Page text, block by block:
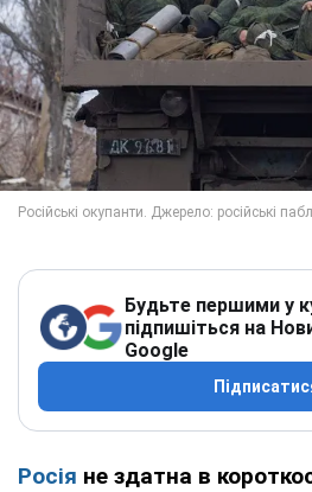
Будьте першими у
підпишіться на
Google
Росія не здатна в